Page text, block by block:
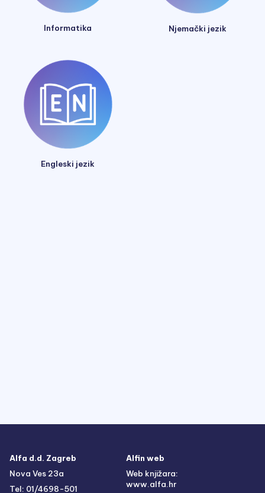
Informatika Njemački jezik
Engleski jezik
Alfa d.d. Zagreb
Nova Ves 23a
Tel: 01/4698-501
Alfin web
Web knjižara:
www.alfa.hr